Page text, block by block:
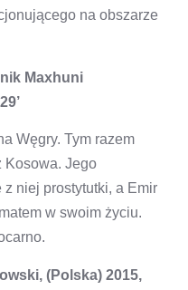
na obszarze
Maxhuni
Węgry. Tym razem
Kosowa. Jego
niej prostytutki, a Emir
w swoim życiu.
(Polska) 2015,